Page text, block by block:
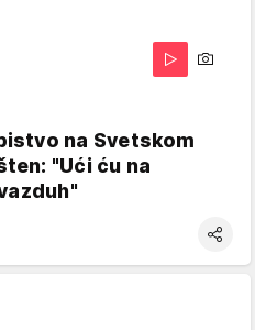
na Svetskom
"Ući ću na